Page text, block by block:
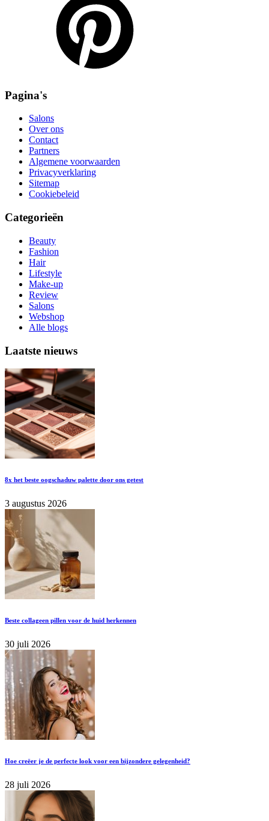
Pagina's
Salons
Over ons
Contact
Partners
Algemene voorwaarden
Privacyverklaring
Sitemap
Cookiebeleid
Categorieën
Beauty
Fashion
Hair
Lifestyle
Make-up
Review
Salons
Webshop
Alle blogs
Laatste nieuws
8x het beste oogschaduw palette door ons getest
3 augustus 2026
Beste collageen pillen voor de huid herkennen
30 juli 2026
Hoe creëer je de perfecte look voor een bijzondere gelegenheid?
28 juli 2026